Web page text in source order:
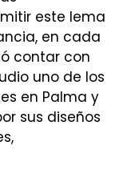
este lema
en cada
contar con
uno de los
en Palma y
sus diseños